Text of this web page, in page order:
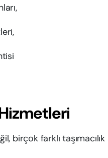
birçok farklı